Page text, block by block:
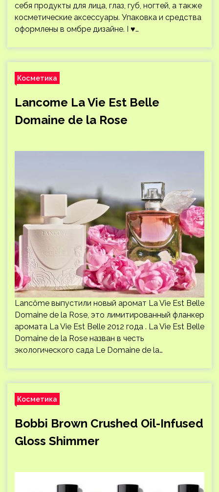
себя продукты для лица, глаз, губ, ногтей, а также
косметические аксессуары. Упаковка и средства
оформлены в омбре дизайне. I ♥…
Косметика
Lancome La Vie Est Belle
Domaine de la Rose
Lancôme выпустили новый аромат La Vie Est Belle
Domaine de la Rose, это лимитированный фланкер
аромата La Vie Est Belle 2012 года . La Vie Est Belle
Domaine de la Rose назван в честь
экологического сада Le Domaine de la…
Косметика
Bobbi Brown Crushed Oil-Infused
Gloss Shimmer